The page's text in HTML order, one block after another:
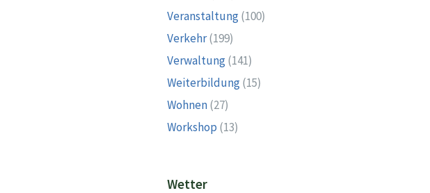
Veranstaltung(100)
Verkehr(199)
Verwaltung(141)
Weiterbildung(15)
Wohnen(27)
Workshop (13)
Wetter